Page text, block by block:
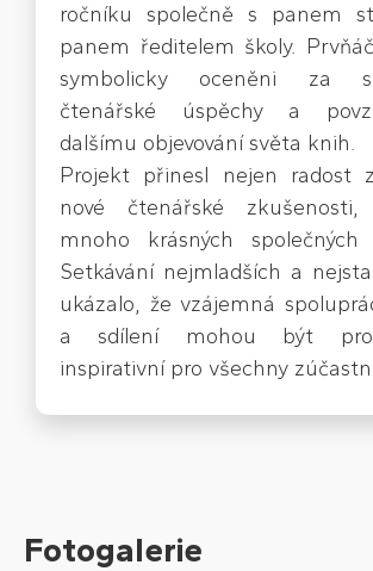
ročníku společně s panem
panem ředitelem školy.
symbolicky oceněni za
čtenářské úspěchy a
dalšímu objevování světa knih.
Projekt přinesl nejen radost
nové čtenářské
mnoho krásných společných
Setkávání nejmladších a
ukázalo, že vzájemná
a sdílení mohou být
inspirativní pro všechny
Fotogalerie